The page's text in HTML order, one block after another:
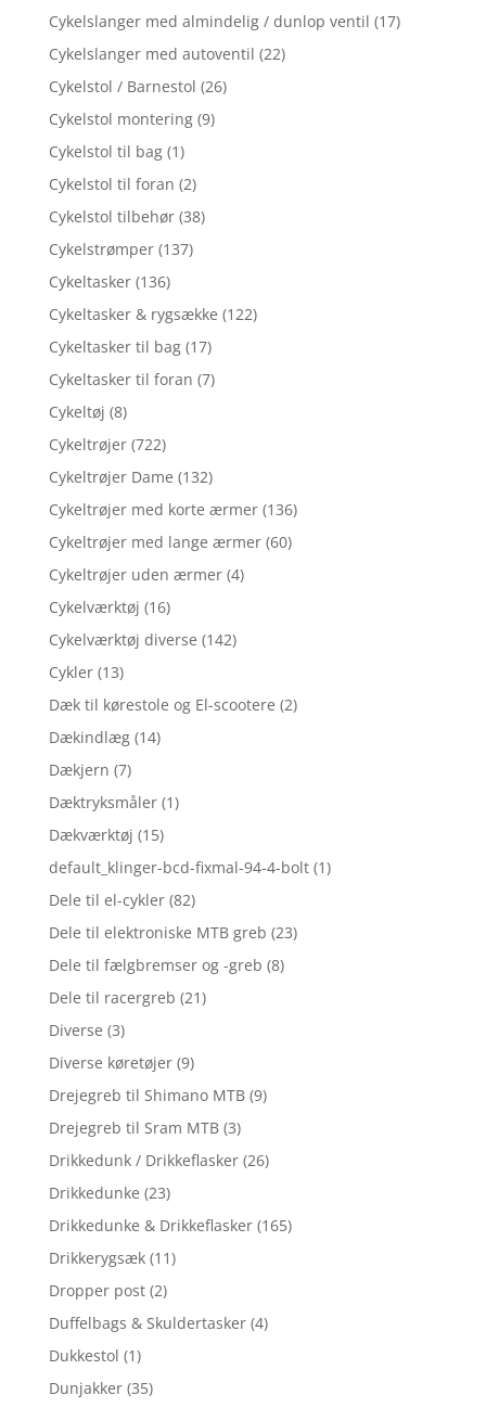
Cykelslanger med almindelig / dunlop ventil (17)
Cykelslanger med autoventil (22)
Cykelstol / Barnestol (26)
Cykelstol montering (9)
Cykelstol til bag (1)
Cykelstol til foran (2)
Cykelstol tilbehør (38)
Cykelstrømper (137)
Cykeltasker (136)
Cykeltasker & rygsække (122)
Cykeltasker til bag (17)
Cykeltasker til foran (7)
Cykeltøj (8)
Cykeltrøjer (722)
Cykeltrøjer Dame (132)
Cykeltrøjer med korte ærmer (136)
Cykeltrøjer med lange ærmer (60)
Cykeltrøjer uden ærmer (4)
Cykelværktøj (16)
Cykelværktøj diverse (142)
Cykler (13)
Dæk til kørestole og El-scootere (2)
Dækindlæg (14)
Dækjern (7)
Dæktryksmåler (1)
Dækværktøj (15)
default_klinger-bcd-fixmal-94-4-bolt (1)
Dele til el-cykler (82)
Dele til elektroniske MTB greb (23)
Dele til fælgbremser og -greb (8)
Dele til racergreb (21)
Diverse (3)
Diverse køretøjer (9)
Drejegreb til Shimano MTB (9)
Drejegreb til Sram MTB (3)
Drikkedunk / Drikkeflasker (26)
Drikkedunke (23)
Drikkedunke & Drikkeflasker (165)
Drikkerygsæk (11)
Dropper post (2)
Duffelbags & Skuldertasker (4)
Dukkestol (1)
Dunjakker (35)